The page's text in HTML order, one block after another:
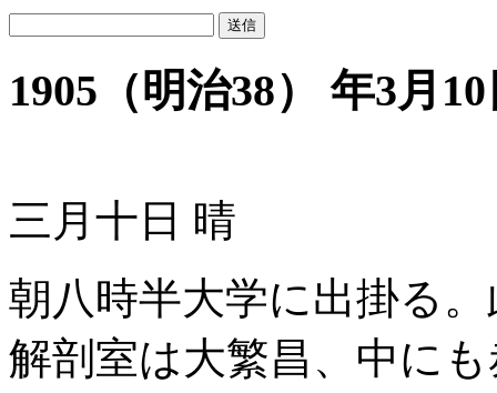
1905（明治38） 年3月
三月十日 晴
朝八時半大学に出掛る
解剖室は大繁昌、中に